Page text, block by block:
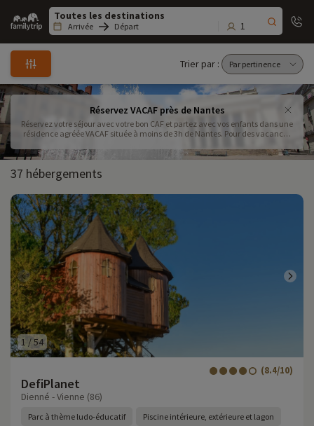
Family
trip
Arrivée Départ 1
Trier par :
Réservez VACAF près de Nantes
Réservez votre séjour avec votre bon CAF et partez avec vos enfants dans une
résidence agréée VACAF située à moins de 3h de Nantes. Pour des vacances
37 hébergements
1 /54
DefiPlanet
(8.4/10)
Dienné - Vienne (86)
Parc à thème ludo-éducatif Piscine intérieure, extérieure et lagon